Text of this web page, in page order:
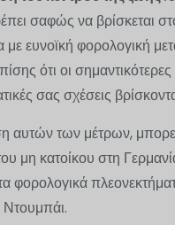
σαφώς να βρίσκεται
ευνοϊκή φορολογική
ότι οι
σας σχέσεις
αυτών των μέτρων,
μη κατοίκου στη
φορολογικά
Ντουμπάι.